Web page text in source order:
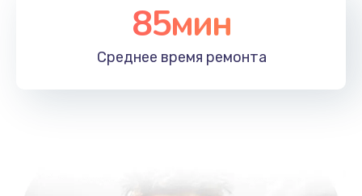
85мин
Среднее время ремонта